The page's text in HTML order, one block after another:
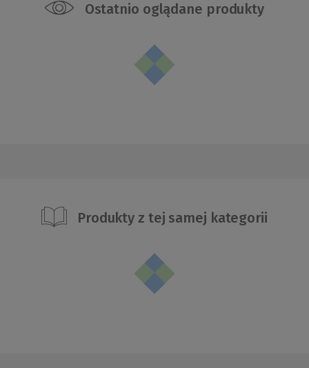
Ostatnio oglądane produkty
Produkty z tej samej kategorii